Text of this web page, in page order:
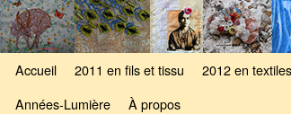
Accueil 2011 en fils et tissu 2012 en textiles
Années-Lumière
À propos